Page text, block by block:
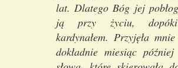
lat. Dlatego Bóg jej
ją przy życiu,
kardynałem. Przyjęła
dokładnie miesiąc